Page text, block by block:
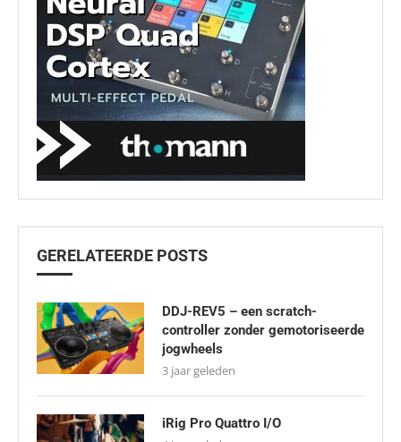
GERELATEERDE POSTS
DDJ-REV5 – een scratch-
controller zonder gemotoriseerde
jogwheels
3 jaar geleden
iRig Pro Quattro I/O